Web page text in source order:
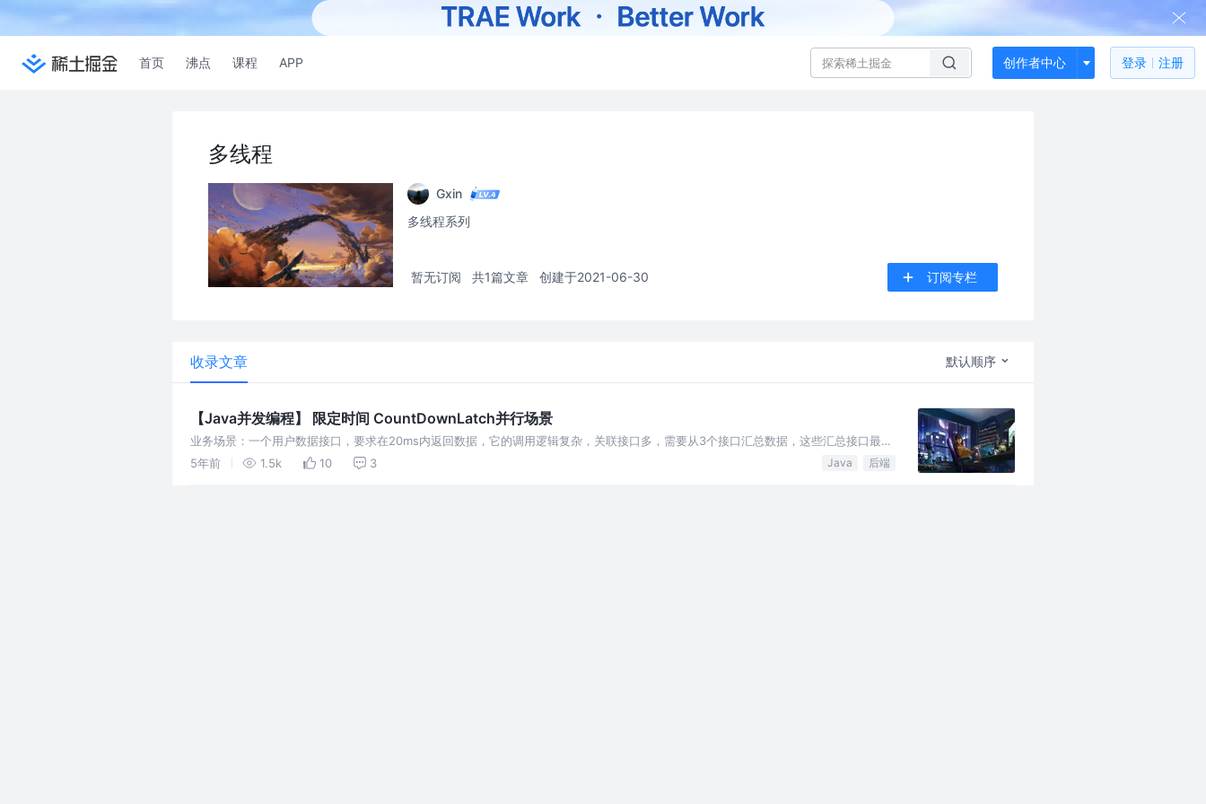
首页 沸点 课程 APP 创作者中心 登录 注册
多线程
Gxin
多线程系列
暂无订阅 共1篇文章 创建于2021-06-30 订阅专栏
收录文章 默认顺序
【Java并发编程】 限定时间 CountDownLatch并行场景
业务场景：一个用户数据接口，要求在20ms内返回数据，它的调用逻辑复杂，关联接口多，需要从3个接口汇总数据，这些汇总接口最小
耗时也需要16ms,全部汇总接口最优状态耗时需要16ms*3=48ms
5年前 1.5k 10 3 Java 后端